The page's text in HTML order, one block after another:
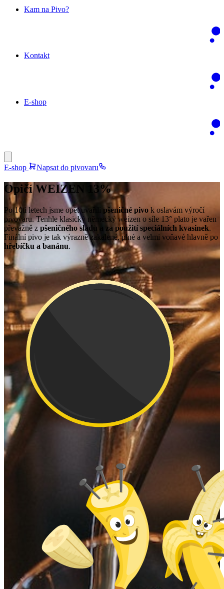
Kam na Pivo?
Kontakt
E-shop
E-shop Napsat do pivovaru
Opičí WEIZEN 13%
Po 10ti letech jsme opět uvařili pšeničné pivo k oslavám výročí
pivovaru. Tenhle klasický německý weizen o síle 13° plato je vařen
převážně z pšeničného sladu a za použití speciálních kvasinek.
Finální pivo je tak výrazně zakalené, plné a velmi voňavé hlavně po
hřebíčku a banánu.